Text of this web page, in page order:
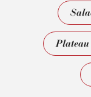
Plateau